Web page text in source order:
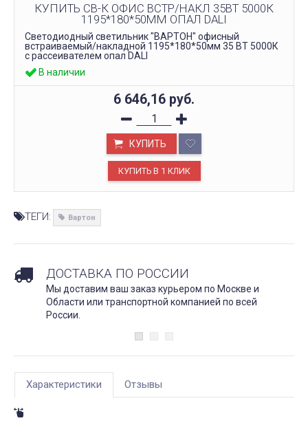
КУПИТЬ СВ-К ОФИС ВСТР/НАКЛ 35ВТ 5000К
1195*180*50ММ ОПАЛ DALI
Светодиодный светильник "ВАРТОН" офисный
встраиваемый/накладной 1195*180*50мм 35 ВТ 5000К
с рассеивателем опал DALI
В наличии
6 646,16 руб.
КУПИТЬ
ТЕГИ: Вартон
ДОСТАВКА ПО РОССИИ
Мы доставим ваш заказ курьером по Москве и
Области или транспортной компанией по всей
России.
Характеристики Отзывы